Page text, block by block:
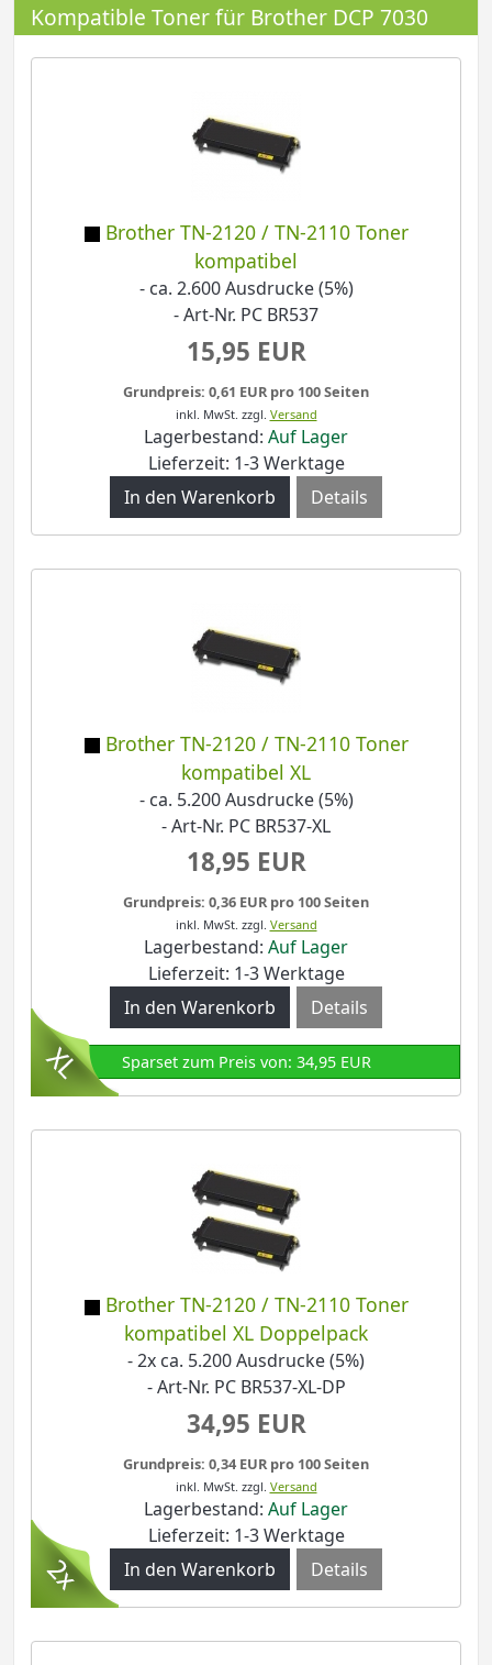
Kompatible Toner für Brother DCP 7030
Brother TN-2120 / TN-2110 Toner
kompatibel
- ca. 2.600 Ausdrucke (5%)
- Art-Nr. PC BR537
15,95 EUR
Grundpreis: 0,61 EUR pro 100 Seiten
inkl. MwSt. zzgl. Versand
Lagerbestand: Auf Lager
Lieferzeit: 1-3 Werktage
Details
Brother TN-2120 / TN-2110 Toner
kompatibel XL
- ca. 5.200 Ausdrucke (5%)
- Art-Nr. PC BR537-XL
18,95 EUR
Grundpreis: 0,36 EUR pro 100 Seiten
inkl. MwSt. zzgl. Versand
Lagerbestand: Auf Lager
Lieferzeit: 1-3 Werktage
Details
Sparset zum Preis von: 34,95 EUR
Brother TN-2120 / TN-2110 Toner
kompatibel XL Doppelpack
- 2x ca. 5.200 Ausdrucke (5%)
- Art-Nr. PC BR537-XL-DP
34,95 EUR
Grundpreis: 0,34 EUR pro 100 Seiten
inkl. MwSt. zzgl. Versand
Lagerbestand: Auf Lager
Lieferzeit: 1-3 Werktage
Details